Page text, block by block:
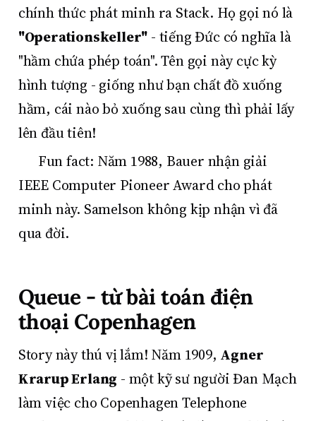
chính thức phát minh ra Stack. Họ gọi nó là
"Operationskeller" - tiếng Đức có nghĩa là
"hầm chứa phép toán". Tên gọi này cực kỳ
hình tượng - giống như bạn chất đồ xuống
hầm, cái nào bỏ xuống sau cùng thì phải lấy
lên đầu tiên!
Fun fact: Năm 1988, Bauer nhận giải
IEEE Computer Pioneer Award cho phát
minh này. Samelson không kịp nhận vì đã
qua đời.
Queue - từ bài toán điện
thoại Copenhagen
Story này thú vị lắm! Năm 1909, Agner
Krarup Erlang - một kỹ sư người Đan Mạch
làm việc cho Copenhagen Telephone